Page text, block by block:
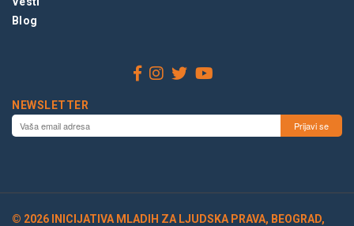
Blog
NEWSLETTER
© 2026 INICIJATIVA MLADIH ZA LJUDSKA PRAVA, BEOGRAD,